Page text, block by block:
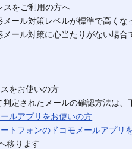
をご利用の方へ
ール対策レベルが標準で高く
ール対策に心当たりがない場合
をお使いの方
定されたメールの確認方法は、
ルアプリをお使いの方
トフォンのドコモメールアプリ
移ります